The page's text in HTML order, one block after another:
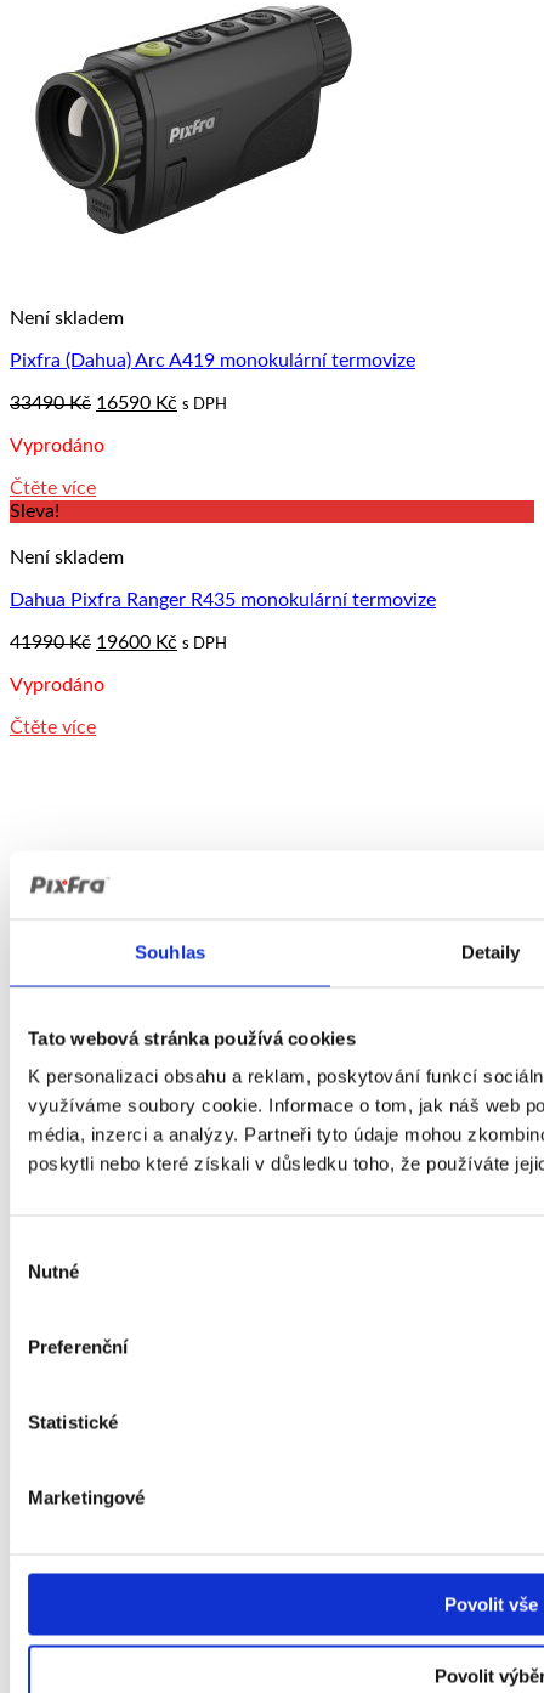
Souhlas Detaily
Tato webová stránka používá cookies
K personalizaci obsahu a reklam, poskytování funkcí
využíváme soubory cookie. Informace o tom, jak náš web
média, inzerci a analýzy. Partneři tyto údaje mohou
poskytli nebo které získali v důsledku toho, že používáte
souhlasu
Nutné
Preferenční
Statistické
Marketingové
Povolit vše
Povolit
Není skladem
Pixfra (Dahua) Arc A419 monokulární termovize
33490Kč Original
was:
16590 Kč Current
s DPH
Vyprodáno
Čtěte více
Sleva!
Není skladem
Dahua Pixfra Ranger R435 monokulární termovize
41990Kč Original
was:
19600 Kč Current
s DPH
Vyprodáno
Čtěte více
Není skladem
zaostřováním
Vyprodáno